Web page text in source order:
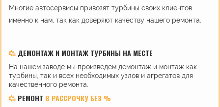
Многие автосервисы привозят турбины своих клиентов
именно к нам, так как доверяют качеству нашего ремонта.
ДЕМОНТАЖ И МОНТАЖ ТУРБИНЫ НА МЕСТЕ
На нашем заводе мы произведем демонтаж и монтаж как
турбины, так и всех необходимых узлов и агрегатов для
качественного ремонта.
РЕМОНТ В РАССРОЧКУ БЕЗ %